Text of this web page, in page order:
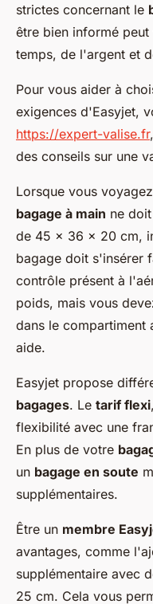
strictes concernant le
être bien informé
temps, de l'argent et
Pour vous aider à
exigences d'Easyjet,
https://expert-valise.fr
des conseils sur une
Lorsque vous
bagage à main ne
de 45 x 36 x 20 cm,
bagage doit s'insérer
contrôle présent à
poids, mais vous
dans le compartiment
aide.
Easyjet propose
bagages. Le tarif flexi
flexibilité avec une
En plus de votre
un bagage en soute
supplémentaires.
Être un membre
avantages, comme
supplémentaire avec
25 cm. Cela vous